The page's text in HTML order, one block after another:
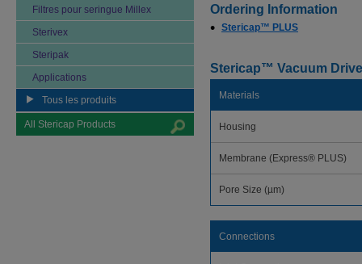
Filtres pour seringue Millex
Sterivex
Steripak
Applications
Tous les produits
All Stericap Products
Ordering Information
Stericap™ PLUS
Stericap™ Vacuum
Materials
Housing
Membrane (Express® PLUS)
Pore Size (µm)
Connections